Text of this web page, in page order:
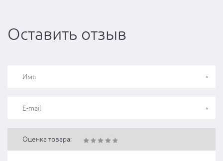
Оставить отзыв
Оценка товара: